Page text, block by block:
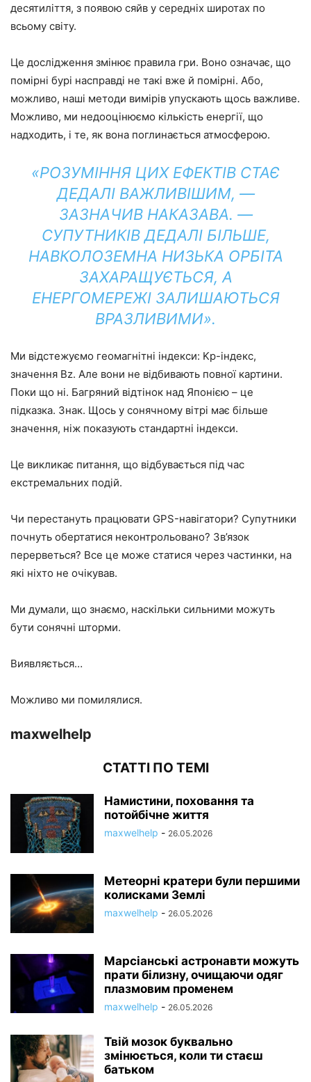
десятиліття, з появою сяйв у середніх широтах по
всьому світу.
Це дослідження змінює правила гри. Воно означає, що
помірні бурі насправді не такі вже й помірні. Або,
можливо, наші методи вимірів упускають щось важливе.
Можливо, ми недооцінюємо кількість енергії, що
надходить, і те, як вона поглинається атмосферою.
«РОЗУМІННЯ ЦИХ ЕФЕКТІВ СТАЄ
ДЕДАЛІ ВАЖЛИВІШИМ, —
ЗАЗНАЧИВ НАКАЗАВА. —
СУПУТНИКІВ ДЕДАЛІ БІЛЬШЕ,
НАВКОЛОЗЕМНА НИЗЬКА ОРБІТА
ЗАХАРАЩУЄТЬСЯ, А
ЕНЕРГОМЕРЕЖІ ЗАЛИШАЮТЬСЯ
ВРАЗЛИВИМИ».
Ми відстежуємо геомагнітні індекси: Kp-індекс,
значення Bz. Але вони не відбивають повної картини.
Поки що ні. Багряний відтінок над Японією – це
підказка. Знак. Щось у сонячному вітрі має більше
значення, ніж показують стандартні індекси.
Це викликає питання, що відбувається під час
екстремальних подій.
Чи перестануть працювати GPS-навігатори? Супутники
почнуть обертатися неконтрольовано? Зв’язок
перерветься? Все це може статися через частинки, на
які ніхто не очікував.
Ми думали, що знаємо, наскільки сильними можуть
бути сонячні шторми.
Виявляється…
Можливо ми помилялися.
maxwelhelp
СТАТТІ ПО ТЕМІ
Намистини, поховання та
потойбічне життя
maxwelhelp - 26.05.2026
Метеорні кратери були першими
колисками Землі
maxwelhelp - 26.05.2026
Марсіанські астронавти можуть
прати білизну, очищаючи одяг
плазмовим променем
maxwelhelp - 26.05.2026
Твій мозок буквально
змінюється, коли ти стаєш
батьком